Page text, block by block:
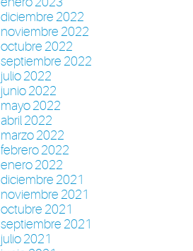
diciembre 2022
noviembre 2022
octubre 2022
septiembre 2022
julio 2022
junio 2022
mayo 2022
abril 2022
marzo 2022
febrero 2022
enero 2022
diciembre 2021
noviembre 2021
octubre 2021
septiembre 2021
julio 2021